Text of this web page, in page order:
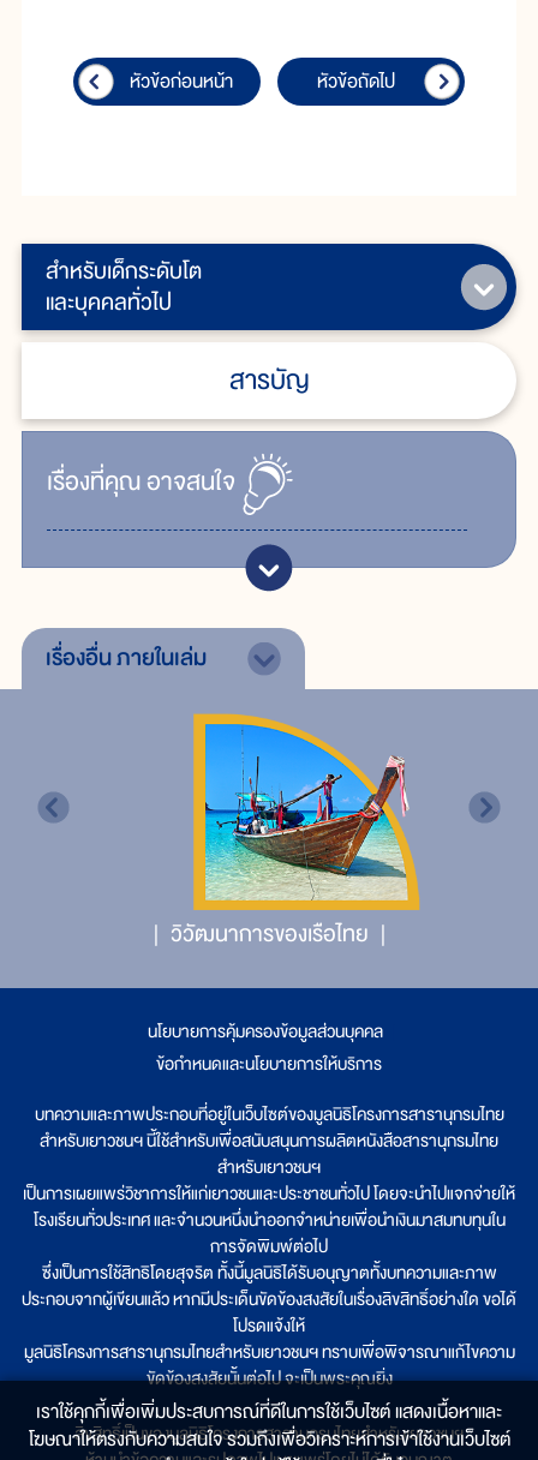
สำหรับเด็กระดับโต
และบุคคลทั่วไป
สารบัญ
เรื่ิองที่คุณอาจสนใจ
หัวข้อก่อนหน้า หัวข้อถัดไป
เรื่องอื่นภายในเล่ม
วิวัฒนาการของเรือไทย
นโยบายการคุ้มครองข้อมูลส่วนบุคคล
ข้อกำหนดและนโยบายการให้บริการ
บทความและภาพประกอบที่อยู่ในเว็บไซต์ของมูลนิธิโครงการสารานุกรมไทย
สำหรับเยาวชนฯ นี้ใช้สำหรับเพื่อสนับสนุนการผลิตหนังสือสารานุกรมไทย
สำหรับเยาวชนฯ
เป็นการเผยแพร่วิชาการให้แก่เยาวชนและประชาชนทั่วไป โดยจะนำไปแจกจ่ายให้
โรงเรียนทั่วประเทศ และจำนวนหนึ่งนำออกจำหน่ายเพื่อนำเงินมาสมทบทุนใน
การจัดพิมพ์ต่อไป
ซึ่งเป็นการใช้สิทธิโดยสุจริต ทั้งนี้มูลนิธิได้รับอนุญาตทั้งบทความและภาพ
ประกอบจากผู้เขียนแล้ว หากมีประเด็นขัดข้องสงสัยในเรื่องลิขสิทธิ์อย่างใด ขอได้
โปรดแจ้งให้
มูลนิธิโครงการสารานุกรมไทยสำหรับเยาวชนฯ ทราบเพื่อพิจารณาแก้ไขความ
ขัดข้องสงสัยนั้นต่อไป จะเป็นพระคุณยิ่ง
ลิขสิทธิ์เป็นของมูลนิธิโครงการสารานุกรมไทยสำหรับเยาวชนฯ
เราใช้คุกกี้เพื่อเพิ่มประสบการณ์ที่ดีในการใช้เว็บไซต์ แสดงเนื้อหาและ
โฆษณาให้ตรงกับความสนใจ รวมถึงเพื่อวิเคราะห์การเข้าใช้งานเว็บไซต์